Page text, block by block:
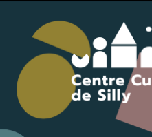
content